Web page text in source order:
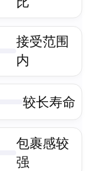
接受范围
内
较长寿命
包裹感较
强